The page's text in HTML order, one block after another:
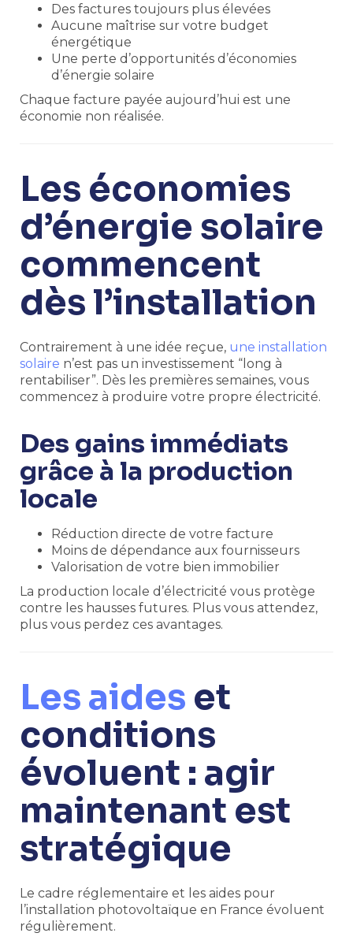
Des factures toujours plus élevées
Aucune maîtrise sur votre budget
énergétique
Une perte d’opportunités d’économies
d’énergie solaire
Chaque facture payée aujourd’hui est une
économie non réalisée.
Les économies
d’énergie solaire
commencent
dès l’installation
Contrairement à une idée reçue, une installation
solaire n’est pas un investissement “long à
rentabiliser”. Dès les premières semaines, vous
commencez à produire votre propre électricité.
Des gains immédiats
grâce à la production
locale
Réduction directe de votre facture
Moins de dépendance aux fournisseurs
Valorisation de votre bien immobilier
La production locale d’électricité vous protège
contre les hausses futures. Plus vous attendez,
plus vous perdez ces avantages.
Les aides et
conditions
évoluent : agir
maintenant est
stratégique
Le cadre réglementaire et les aides pour
l’installation photovoltaïque en France évoluent
régulièrement.